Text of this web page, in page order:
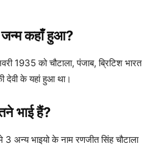
जन्म कहाँ हुआ?
1935 को चौटाला, पंजाब, ब्रिटिश भारत
देवी के यहां हुआ था।
भाई हैं?
अन्य भाइयो के नाम रणजीत सिंह चौटाला